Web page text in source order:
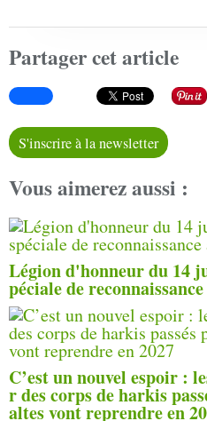
Partager cet article
S'inscrire à la newsletter
Vous aimerez aussi :
Légion d'honneur du 14
péciale de
C’est un nouvel espoir :
r des corps de harkis
altes vont reprendre en